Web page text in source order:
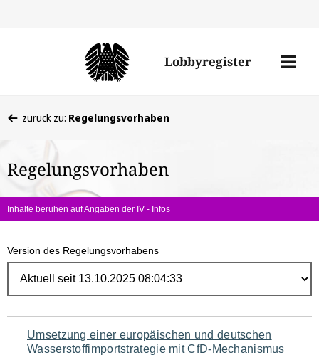
Lobbyregister
Menü
befinden
hier:
zurück zu: Regelungsvorhaben
Regelungsvorhaben
Inhalte beruhen auf Angaben der IV - Infos
Version des Regelungsvorhabens
Navigation
Umsetzung einer europäischen und deutschen
Wasserstoffimportstrategie mit CfD-Mechanismus